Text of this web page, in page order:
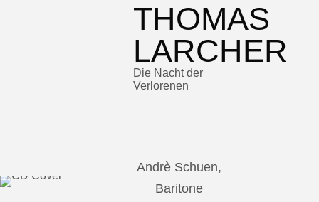
THOMAS
LARCHER
Die Nacht der
Verlorenen
Andrè Schuen,
Baritone